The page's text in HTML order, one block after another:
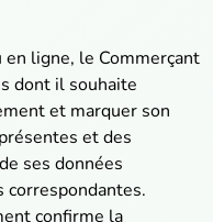
ligne, le Commerçant
dont il souhaite
et marquer son
et des
ses données
correspondantes.
confirme la